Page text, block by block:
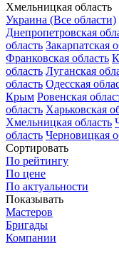
Хмельницкая область
Украина (Все области)
Днепропетровская
область Закарпатская
Франковская область
область Луганская
область Одесская
Крым Ровенская
область Харьковская
Хмельницкая область
область Черновицкая
Сортировать
По рейтингу
По цене
По актуальности
Показывать
Мастеров
Бригады
Компании